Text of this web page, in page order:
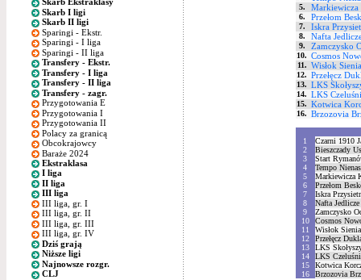
Skarb Ekstraklasy
Skarb I ligi
Skarb II ligi
Sparingi - Ekstr.
Sparingi - I liga
Sparingi - II liga
Transfery - Ekstr.
Transfery - I liga
Transfery - II liga
Transfery - zagr.
Przygotowania E
Przygotowania I
Przygotowania II
Polacy za granicą
Obcokrajowcy
Baraże 2024
Ekstraklasa
I liga
II liga
III liga
III liga, gr. I
III liga, gr. II
III liga, gr. III
III liga, gr. IV
Dziś grają
Niższe ligi
Najnowsze rozgr.
CLJ
5. Markiewicza
6. Przełom
7. Iskra
8. Nafta
9. Zamczysko
10. Cosmos
11. Wisłok
12. Przełęcz
13. LKS
14. LKS
15. Kotwica
16. Brzozovia
1
Czarni 1910
2
Bieszczady
3
Start
4
Tempo
5
Markiewicza
6
Przełom
7
Iskra
8
Nafta Jedlicze
9
Zamczysko
10
Cosmos
11
Wisłok
12
Przełęcz
13
LKS
14
LKS
15
Kotwica
16
Brzozovia